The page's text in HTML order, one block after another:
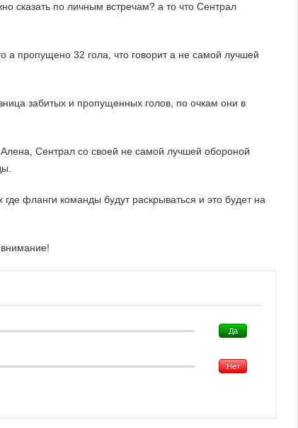
сказать по личным встречам? а то что Сентрал
а пропущено 32 гола, что говорит а не самой лучшей
забитых и пропущенных голов, по очкам они в
Сентрал со своей не самой лучшей обороной
где фланги команды будут раскрываться и это будет на
Да
Нет